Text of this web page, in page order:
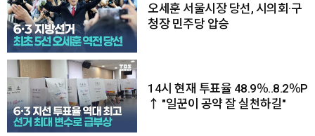
오세훈 서울시장 당선, 시의회·구
청장 민주당 압승
14시 현재 투표율 48.9％..8.2％P
↑ "일꾼이 공약 잘 실천하길"